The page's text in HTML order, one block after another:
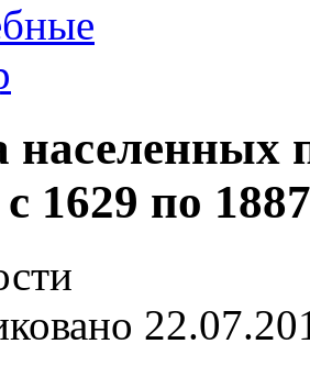
населенных
1629 по